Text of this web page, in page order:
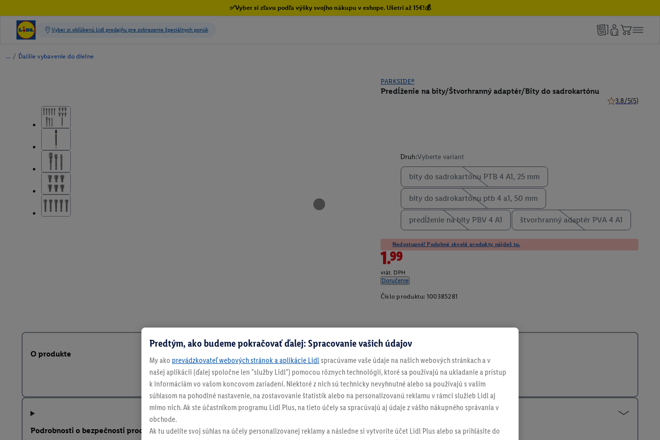
✅Vyber si zľavu podľa výšky svojho nákupu v eshope. Ušetri až 15€!💰
/ Ďalšie vybavenie do dielne
PARKSIDE®
Predĺženie na bity/Štvorhranný adaptér/Bity do sadrokartónu
3.8/5(5)
Druh:Vyberte variant
bity do sadrokartónu PTB 4 A1, 25 mm
bity do sadrokartónu ptb 4 a1, 50 mm
predĺženie na bity PBV 4 A1 štvorhranný adaptér PVA 4 A1
Nedostupné! Podobné skvelé produkty nájdeš tu.
1.99
vrát. DPH
Doručenie
Číslo produktu: 100385281
O produkte
Podrobnosti o bezpečnosti produktu
Predtým, ako budeme pokračovať ďalej: Spracovanie vašich údajov
My ako prevádzkovateľ webových stránok a aplikácie Lidl spracúvame vaše údaje na našich webových stránkach a v
našej aplikácii (ďalej spoločne len "služby Lidl") pomocou rôznych technológií, ktoré sa používajú na ukladanie a prístup
k informáciám vo vašom koncovom zariadení. Niektoré z nich sú technicky nevyhnutné alebo sa používajú s vaším
súhlasom na pohodlné nastavenie, na zostavovanie štatistík alebo na personalizovanú reklamu v rámci služieb Lidl aj
mimo nich. Ak ste účastníkom programu Lidl Plus, na tieto účely sa spracúvajú aj údaje z vášho nákupného správania v
obchode.
Ak tu udelíte svoj súhlas na účely personalizovanej reklamy a následne si vytvoríte účet Lidl Plus alebo sa prihlásite do